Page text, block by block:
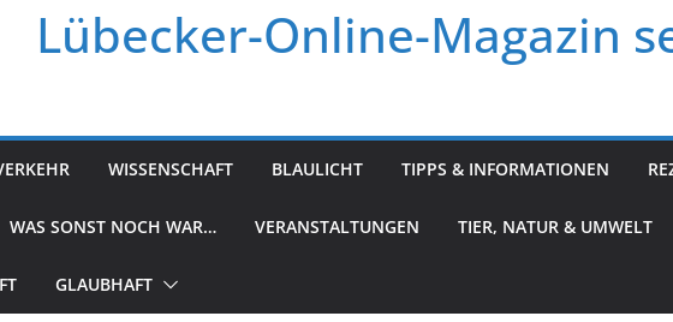
Lübecker-Online-Magazin
WISSENSCHAFT BLAULICHT TIPPS & INFORMATIONEN
WAS SONST NOCH WAR… VERANSTALTUNGEN TIER, NATUR & UMWELT
GLAUBHAFT